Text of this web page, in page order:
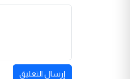
إرسال التعليق